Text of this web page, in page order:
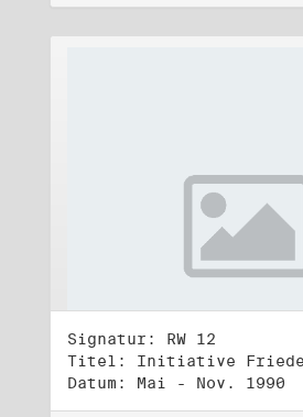
Signatur: RW 12
Datum: Mai - Nov. 1990